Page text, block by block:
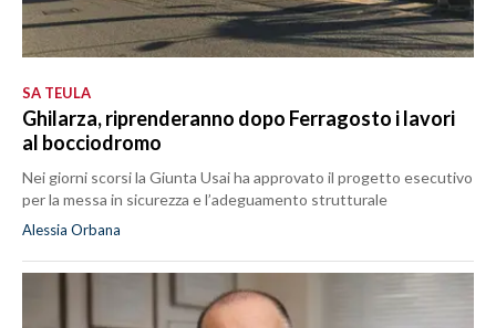
SA TEULA
Ghilarza, riprenderanno dopo Ferragosto i lavori
al bocciodromo
Nei giorni scorsi la Giunta Usai ha approvato il progetto esecutivo
per la messa in sicurezza e l’adeguamento strutturale
Alessia Orbana